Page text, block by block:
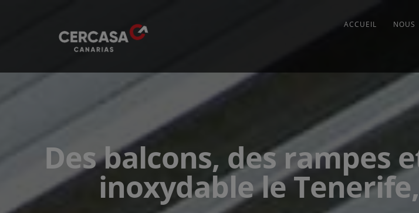
ACCUEIL NOUS
Des balcons, des rampes
inoxydable le